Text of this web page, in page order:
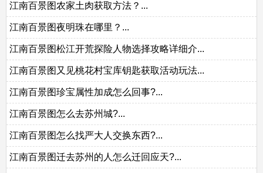
江南百景图农家土肉获取方法？...
江南百景图夜明珠在哪里？...
江南百景图松江开荒探险人物选择攻略详细介...
江南百景图又见桃花村宝库钥匙获取活动玩法...
江南百景图珍宝属性加成怎么回事?...
江南百景图怎么去苏州城?...
江南百景图怎么找严大人交换东西?...
江南百景图迁去苏州的人怎么迁回应天?...